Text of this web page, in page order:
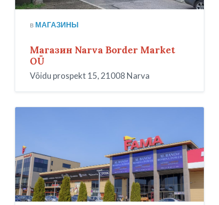
в МАГАЗИНЫ
Магазин Narva Border Market
OÜ
Võidu prospekt 15, 21008 Narva